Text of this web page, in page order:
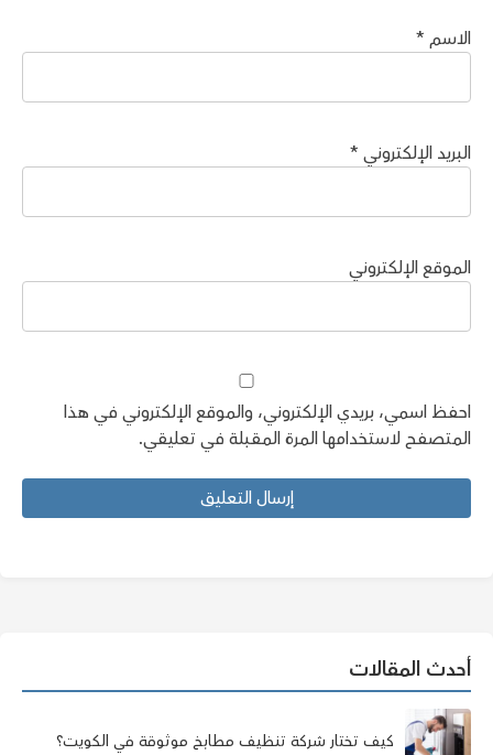
الاسم *
البريد الإلكتروني *
الموقع الإلكتروني
احفظ اسمي، بريدي الإلكتروني، والموقع الإلكتروني في هذا
المتصفح لاستخدامها المرة المقبلة في تعليقي.
أحدث المقالات
كيف تختار شركة تنظيف مطابخ موثوقة في الكويت؟